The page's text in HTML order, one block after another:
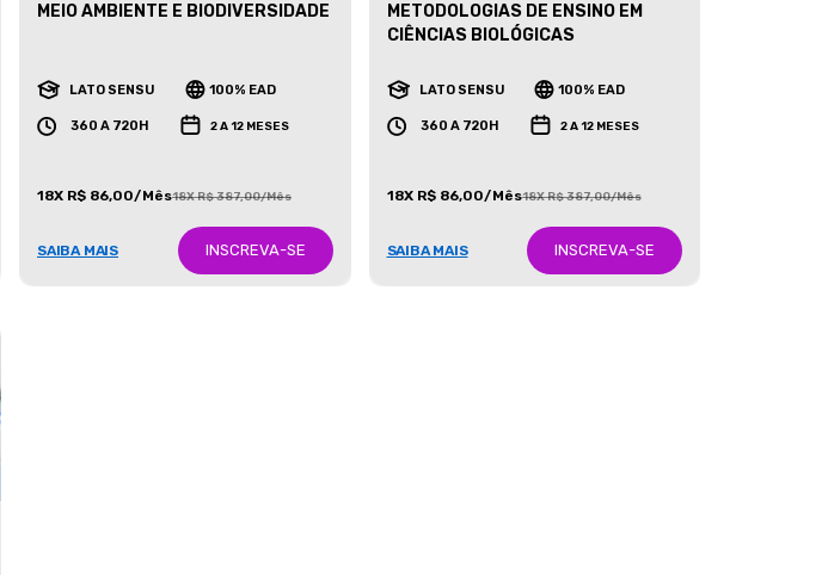
MEIO AMBIENTE E BIODIVERSIDADE
LATO SENSU 100% EAD
360 A 720H 2 A 12 MESES
18X R$ 86,00/Mês18X R$ 387,00/Mês
SAIBA MAIS INSCREVA-SE
METODOLOGIAS DE ENSINO EM
CIÊNCIAS BIOLÓGICAS
LATO SENSU 100% EAD
360 A 720H 2 A 12 MESES
18X R$ 86,00/Mês18X R$ 387,00/Mês
SAIBA MAIS INSCREVA-SE